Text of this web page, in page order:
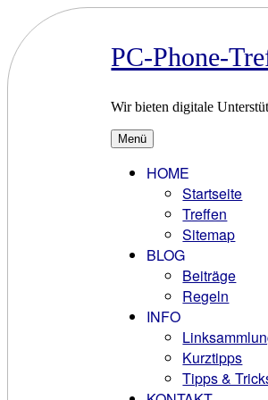
Inhalt
springen
PC-Phone-
Wir bieten digitale
Menü
HOME
Startseite
Treffen
Sitemap
BLOG
Beiträge
Regeln
INFO
Kurztipps
Tipps &